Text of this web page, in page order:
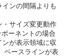
ンの間隔よりも
・サイズ変更動作
ーネントの場合
が表示領域に収
ベースラインが表